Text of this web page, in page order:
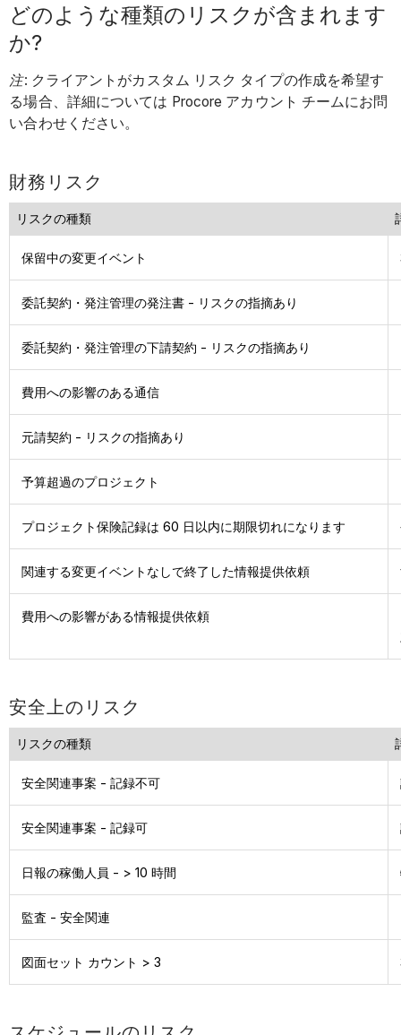
どのような種類のリスクが含まれます
か?
注: クライアントがカスタム リスク タイプの作成を希望す
る場合、詳細については Procore アカウント チームにお問
い合わせください。
財務リスク
リスクの種類
保留中の変更イベント
委託契約・発注管理の発注書 - リスクの指摘あり
委託契約・発注管理の下請契約 - リスクの指摘あり
費用への影響のある通信
元請契約 - リスクの指摘あり
予算超過のプロジェクト
プロジェクト保険記録は 60 日以内に期限切れになります
関連する変更イベントなしで終了した情報提供依頼
費用への影響がある情報提供依頼
安全上のリスク
リスクの種類
安全関連事案 - 記録不可
安全関連事案 - 記録可
日報の稼働人員 - > 10 時間
監査 - 安全関連
図面セット カウント > 3